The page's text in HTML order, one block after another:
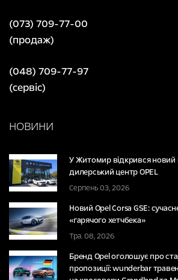
(073) 709-77-00
(продаж)
(048) 709-77-97
(сервіс)
НОВИНИ
У Житомир відкрився новий
дилерський центр OPEL
Серпень 03, 2026
Новий Opel Corsa GSE:
«гарячого хетчбека»
Тра. 08, 2026
Бренд Opel оголошує про
пропозиції: wunderbar